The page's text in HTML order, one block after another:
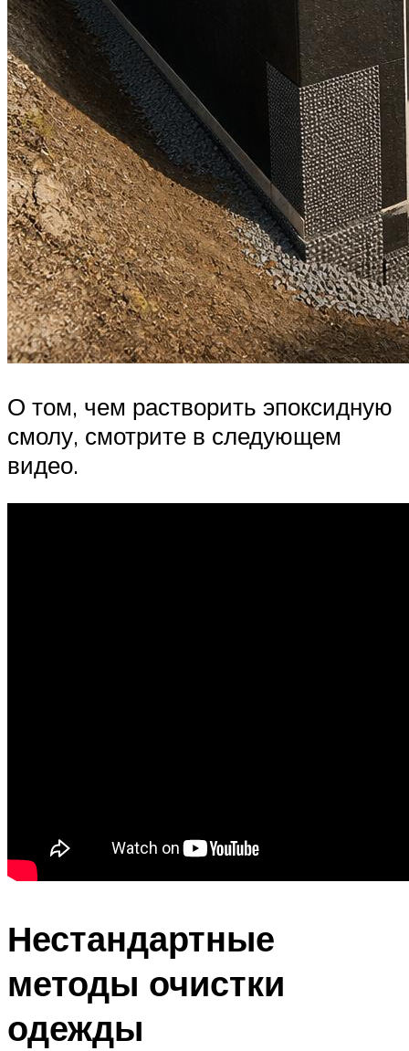
О том, чем растворить эпоксидную
смолу, смотрите в следующем
видео.
Нестандартные
методы очистки
одежды